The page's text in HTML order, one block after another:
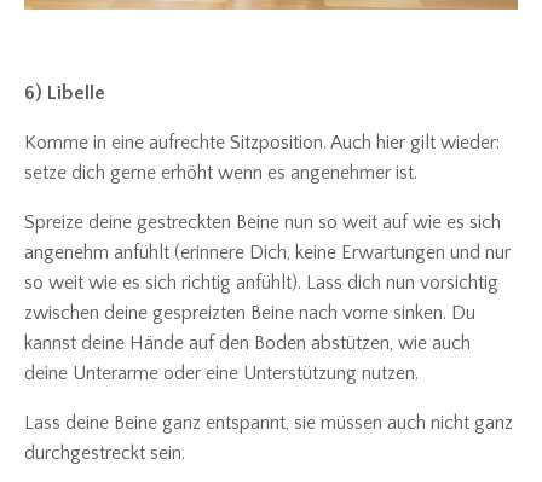
6) Libelle
Komme in eine aufrechte Sitzposition. Auch hier gilt wieder:
setze dich gerne erhöht wenn es angenehmer ist.
Spreize deine gestreckten Beine nun so weit auf wie es sich
angenehm anfühlt (erinnere Dich, keine Erwartungen und nur
so weit wie es sich richtig anfühlt). Lass dich nun vorsichtig
zwischen deine gespreizten Beine nach vorne sinken. Du
kannst deine Hände auf den Boden abstützen, wie auch
deine Unterarme oder eine Unterstützung nutzen.
Lass deine Beine ganz entspannt, sie müssen auch nicht ganz
durchgestreckt sein.